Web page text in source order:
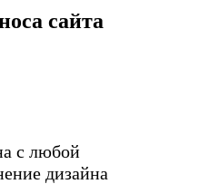
сайта
с любой
дизайна